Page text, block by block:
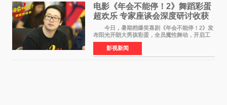
电影《年会不能停！2》舞蹈彩蛋
超欢乐 专家座谈会深度研讨收获
满满
今日，暑期档爆笑喜剧《年会不能停！2》发
布阳光开朗大男孩彩蛋，全员魔性舞动，开启工
位狂欢模式。影片于昨日同步举办专家座谈会，
导演董润年、总制片人应萝佳出席现场，与一众
业内、学界专家
影视新闻